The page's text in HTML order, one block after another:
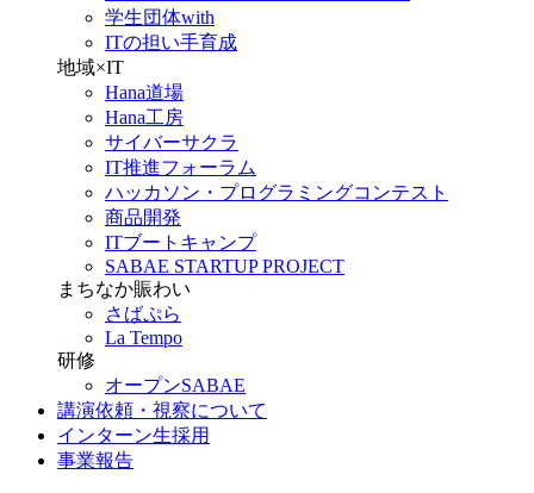
学生団体with
ITの担い手育成
地域×IT
Hana道場
Hana工房
サイバーサクラ
IT推進フォーラム
ハッカソン・プログラミングコンテスト
商品開発
ITブートキャンプ
SABAE STARTUP PROJECT
まちなか賑わい
さばぷら
La Tempo
研修
オープンSABAE
講演依頼・視察について
インターン生採用
事業報告